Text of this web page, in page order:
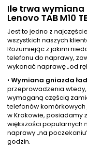
Ile trwa wymiana
Lenovo TAB M10
Jest to jedno z
wszystkich naszych
Rozumiejąc z jakimi
telefonu do naprawy,
wykonać naprawę „od
• Wymiana gniazda
przeprowadzenia
wymaganą częścią
telefonów
w Krakowie, posiadamy
większości popularnych
naprawy „na
godzin.